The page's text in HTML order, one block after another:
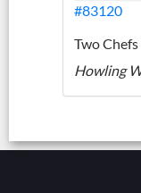
#83120
Two
Howling